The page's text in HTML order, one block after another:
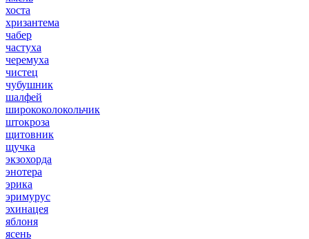
хоста
хризантема
чабер
частуха
черемуха
чистец
чубушник
шалфей
ширококолокольчик
штокроза
щитовник
щучка
экзохорда
энотера
эрика
эримурус
эхинацея
яблоня
ясень